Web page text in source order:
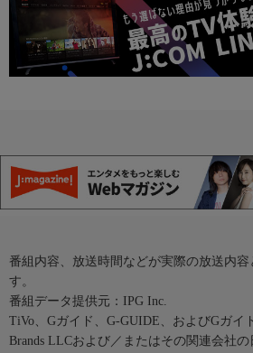
番組内容、放送時間などが実際の放送内
す。
番組データ提供元：IPG Inc.
TiVo、Gガイド、G-GUIDE、およびGガイ
Brands LLCおよび／またはその関連会社